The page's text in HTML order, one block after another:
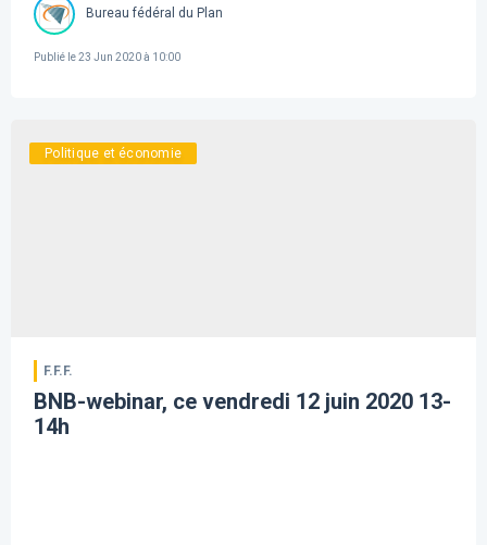
Bureau fédéral du Plan
Publié le23 Jun 2020 à 10:00
Politique et économie
F.F.F.
BNB-webinar, ce vendredi 12 juin 2020 13-
14h